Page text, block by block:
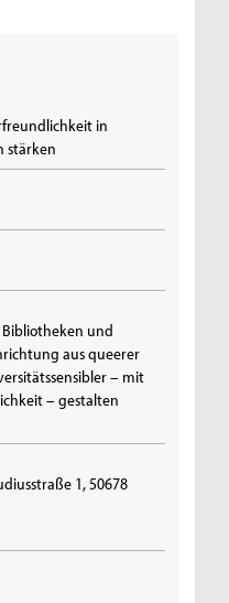
in
stärken
Bibliotheken und
aus queerer
– mit
– gestalten
1, 50678